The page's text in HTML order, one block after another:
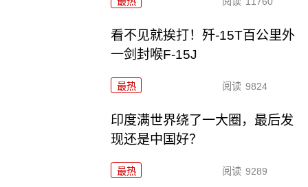
看不见就挨打！歼-15T百公里外
一剑封喉F-15J
最热 阅读 9824
印度满世界绕了一大圈，最后发
现还是中国好？
最热 阅读 9289